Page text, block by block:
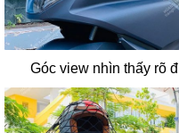
Góc view nhìn thấy rõ